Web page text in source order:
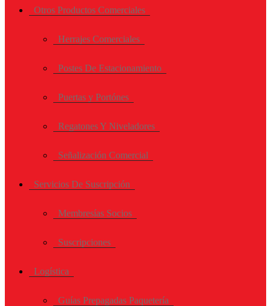
Otros Productos Comerciales
Herrajes Comerciales
Postes De Estacionamiento
Puertas y Portónes
Regatones Y Niveladores
Señalización Comercial
Servicios De Suscripción
Membresías Socios
Suscripciones
Logística
Guías Prepagadas Paquetería